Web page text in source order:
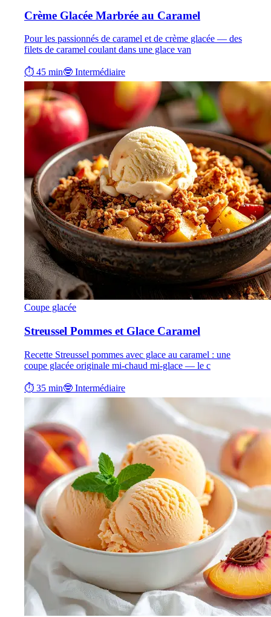
Crème Glacée Marbrée au Caramel
Pour les passionnés de caramel et de crème glacée — des
filets de caramel coulant dans une glace van
⏱ 45 min🤓 Intermédiaire
Coupe glacée
Streussel Pommes et Glace Caramel
Recette Streussel pommes avec glace au caramel : une
coupe glacée originale mi-chaud mi-glace — le c
⏱ 35 min🤓 Intermédiaire